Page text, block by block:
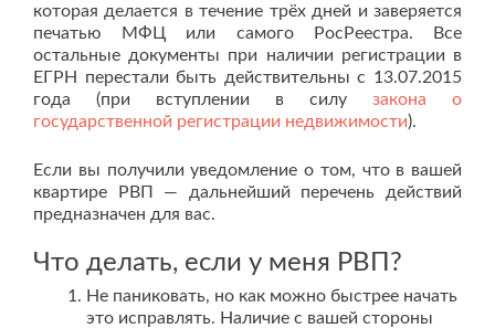
которая делается в течение трёх дней и заверяется
печатью МФЦ или самого РосРеестра. Все
остальные документы при наличии регистрации в
ЕГРН перестали быть действительны с 13.07.2015
года (при вступлении в силу закона о
государственной регистрации недвижимости).
Если вы получили уведомление о том, что в вашей
квартире РВП — дальнейший перечень действий
предназначен для вас.
Что делать, если у меня РВП?
Не паниковать, но как можно быстрее начать
это исправлять. Наличие с вашей стороны